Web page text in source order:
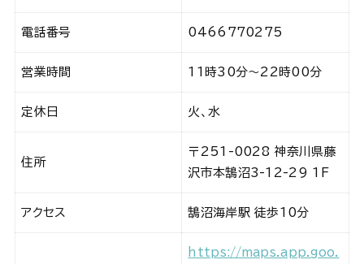
電話番号 0466770275
営業時間 11時30分～22時00分
定休日 火、水
住所
〒251-0028 神奈川県藤
沢市本鵠沼3-12-29 1F
アクセス 鵠沼海岸駅 徒歩10分
https://maps.app.goo.